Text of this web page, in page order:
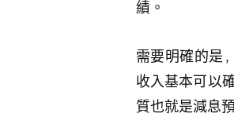
績。
需要明確的是
收入基本可以
質也就是減息